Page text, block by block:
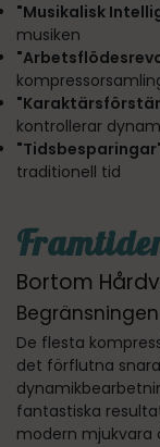
"Musikalisk
musiken
kontrollerar
traditionell tid
Bortom
De flesta
det förflutna
fantastiska
modern mjukvara